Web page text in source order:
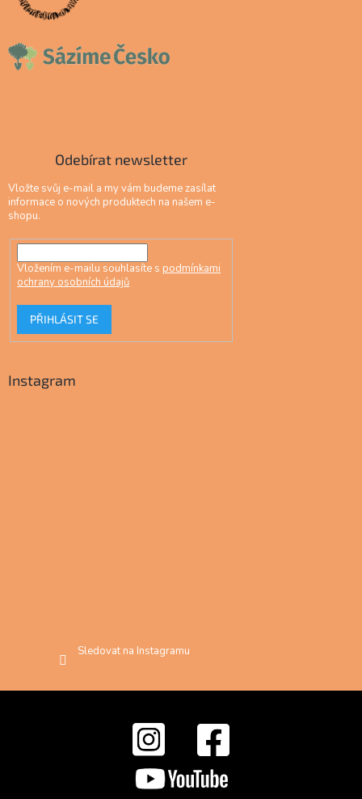
Odebírat newsletter
Vložte svůj e-mail a my vám budeme zasílat
informace o nových produktech na našem e-
shopu.
Vložením e-mailu souhlasíte s podmínkami
ochrany osobních údajů
PŘIHLÁSIT SE
Instagram
Sledovat na Instagramu